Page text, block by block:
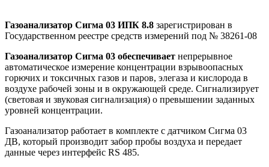
Газоанализатор Сигма 03 ИПК 8.8 зарегистрирован в
Государственном реестре средств измерений под № 38261-08
Газоанализатор Сигма 03 обеспечивает непрерывное
автоматическое измерение концентрации взрывоопасных
горючих и токсичных газов и паров, элегаза и кислорода в
воздухе рабочей зоны и в окружающей среде. Сигнализирует
(световая и звуковая сигнализация) о превышении заданных
уровней концентрации.
Газоанализатор работает в комплекте с датчиком Сигма 03
ДВ, который производит забор пробы воздуха и передает
данные через интерфейс RS 485.